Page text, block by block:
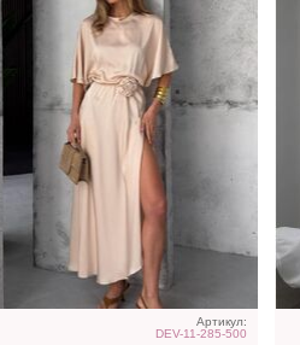
Артикул:
DEV-11-285-500